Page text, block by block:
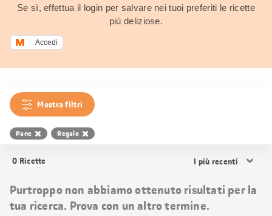
Se sì, effettua il login per salvare nei tuoi preferiti le ricette
più deliziose.
Accedi
Mostra filtri
Pane Regalo
0 Ricette
i
Purtroppo non abbiamo ottenuto risultati per la
tua ricerca. Prova con un altro termine.